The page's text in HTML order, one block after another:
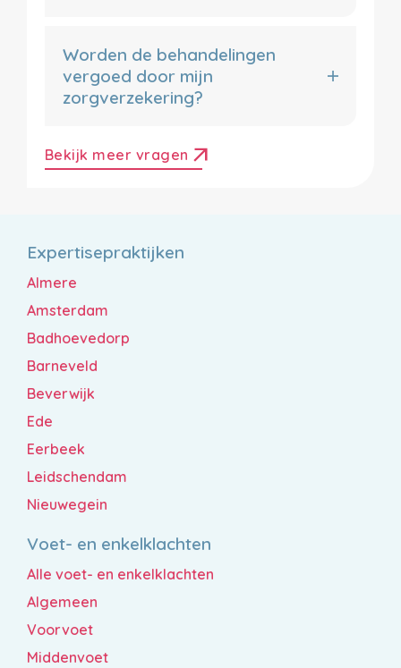
Worden de behandelingen
vergoed door mijn
zorgverzekering?
Bekijk meer vragen arrow_outward
Expertisepraktijken
Almere
Amsterdam
Badhoevedorp
Barneveld
Beverwijk
Ede
Eerbeek
Leidschendam
Nieuwegein
Voet- en enkelklachten
Alle voet- en enkelklachten
Algemeen
Voorvoet
Middenvoet